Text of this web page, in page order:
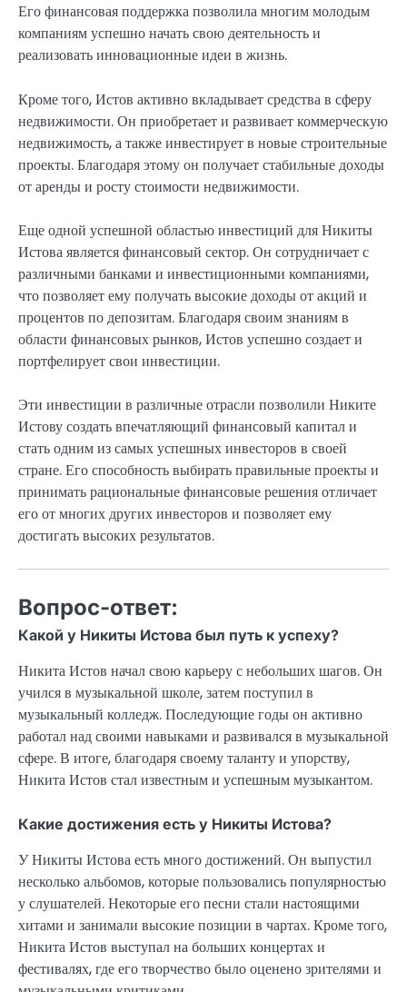
Его финансовая поддержка позволила многим молодым
компаниям успешно начать свою деятельность и
реализовать инновационные идеи в жизнь.
Кроме того, Истов активно вкладывает средства в сферу
недвижимости. Он приобретает и развивает коммерческую
недвижимость, а также инвестирует в новые строительные
проекты. Благодаря этому он получает стабильные доходы
от аренды и росту стоимости недвижимости.
Еще одной успешной областью инвестиций для Никиты
Истова является финансовый сектор. Он сотрудничает с
различными банками и инвестиционными компаниями,
что позволяет ему получать высокие доходы от акций и
процентов по депозитам. Благодаря своим знаниям в
области финансовых рынков, Истов успешно создает и
портфелирует свои инвестиции.
Эти инвестиции в различные отрасли позволили Никите
Истову создать впечатляющий финансовый капитал и
стать одним из самых успешных инвесторов в своей
стране. Его способность выбирать правильные проекты и
принимать рациональные финансовые решения отличает
его от многих других инвесторов и позволяет ему
достигать высоких результатов.
Вопрос-ответ:
Какой у Никиты Истова был путь к успеху?
Никита Истов начал свою карьеру с небольших шагов. Он
учился в музыкальной школе, затем поступил в
музыкальный колледж. Последующие годы он активно
работал над своими навыками и развивался в музыкальной
сфере. В итоге, благодаря своему таланту и упорству,
Никита Истов стал известным и успешным музыкантом.
Какие достижения есть у Никиты Истова?
У Никиты Истова есть много достижений. Он выпустил
несколько альбомов, которые пользовались популярностью
у слушателей. Некоторые его песни стали настоящими
хитами и занимали высокие позиции в чартах. Кроме того,
Никита Истов выступал на больших концертах и
фестивалях, где его творчество было оценено зрителями и